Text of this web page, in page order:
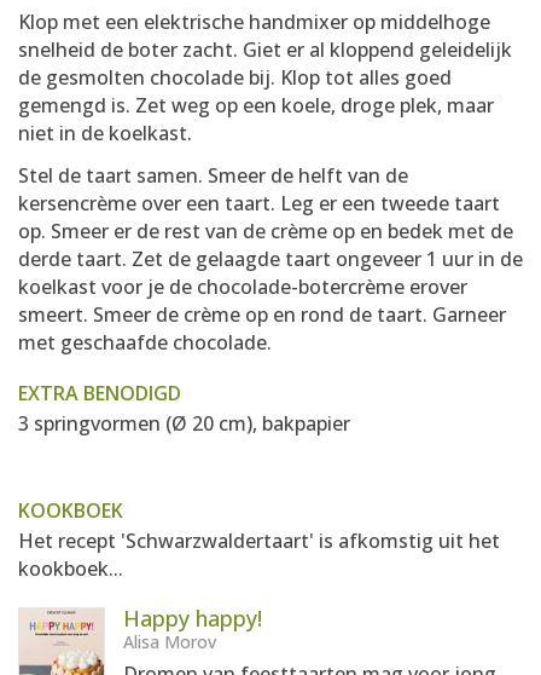
Klop met een elektrische handmixer op middelhoge
snelheid de boter zacht. Giet er al kloppend geleidelijk
de gesmolten chocolade bij. Klop tot alles goed
gemengd is. Zet weg op een koele, droge plek, maar
niet in de koelkast.
Stel de taart samen. Smeer de helft van de
kersencrème over een taart. Leg er een tweede taart
op. Smeer er de rest van de crème op en bedek met de
derde taart. Zet de gelaagde taart ongeveer 1 uur in de
koelkast voor je de chocolade-botercrème erover
smeert. Smeer de crème op en rond de taart. Garneer
met geschaafde chocolade.
EXTRA BENODIGD
3 springvormen (Ø 20 cm), bakpapier
KOOKBOEK
Het recept 'Schwarzwaldertaart' is afkomstig uit het
kookboek...
Happy happy!
Alisa Morov